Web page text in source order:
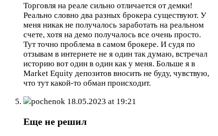
Торговля на реале сильно отличается от демки!
Реально словно два разных брокера существуют. У
меня никак не получалось заработать на реальном
счете, хотя на демо получалось все очень просто.
Тут точно проблема в самом брокере. И судя по
отзывам в интернете не я один так думаю, встречал
историю вот один в один как у меня. Больше я в
Market Equity депозитов вносить не буду, чувствую,
что тут какой-то обман происходит.
pochenok 18.05.2023 at 19:21
Еще не решил